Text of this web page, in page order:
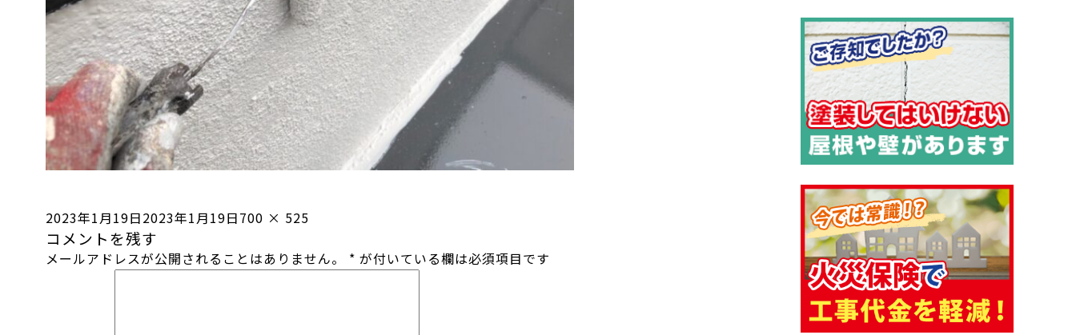
投
稿
日:
2023年1月19日2023年1月19日フ
サ
700 × 525
コメントを残す
メールアドレスが公開されることはありません。 * が付いている欄は必須項目です